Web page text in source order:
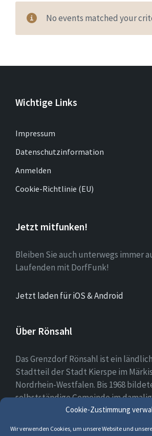
Cookie-Zustimmung
Wir verwenden Cookies, um unsere Website und
No events matched your
Wichtige Links
Impressum
Datenschutzinformation
Anmelden
Cookie-Richtlinie (EU)
Jetzt mitfunken!
Bleiben Sie auch unterwegs immer
Laufenden mit DorfFunk!
Jetzt laden für iOS & Android
Über Rönsahl
Das Grenzdorf Rönsahl ist ein
Stadtteil der Stadt Kierspe im
Nordrhein-Westfalen. Bis 1968
selbstständige Gemeinde im
Altena. Heute leben etwa 2.300